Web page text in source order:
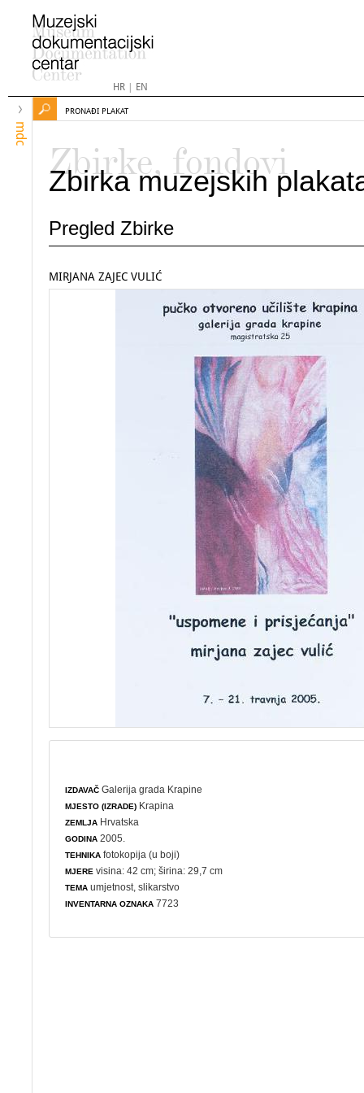
HR| EN
mdc
PRONAĐI PLAKAT
Zbirke, fondovi
Zbirka muzejskih
Pregled Zbirke
MIRJANA ZAJEC VULIĆ
IZDAVAČ Galerija grada Krapine
MJESTO (IZRADE) Krapina
ZEMLJA Hrvatska
GODINA 2005.
TEHNIKA fotokopija (u boji)
MJERE visina: 42 cm; širina: 29,7 cm
TEMA umjetnost ,slikarstvo
INVENTARNA OZNAKA 7723